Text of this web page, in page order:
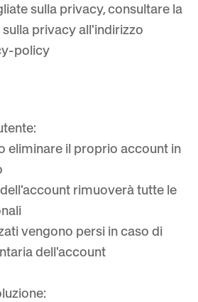
sulla privacy, consultare la
privacy all'indirizzo
policy
eliminare il proprio account in
rimuoverà tutte le
vengono persi in caso di
dell'account